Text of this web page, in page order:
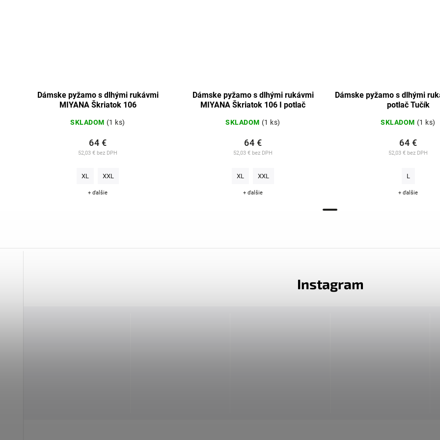
Dámske pyžamo s dlhými rukávmi
MIYANA Škriatok 106
SKLADOM (1 ks)
52,03 € bez DPH
64 €
XL XXL
+ ďalšie
Dámske pyžamo s dlhými rukávmi
MIYANA Škriatok 106 I potlač
SKLADOM (1 ks)
52,03 € bez DPH
64 €
XL XXL
+ ďalšie
Dámske pyžamo s dlhými
potlač Tučík
SKLADOM (1 ks)
52,03 € bez DPH
64 €
L
+ ďalšie
Instagram